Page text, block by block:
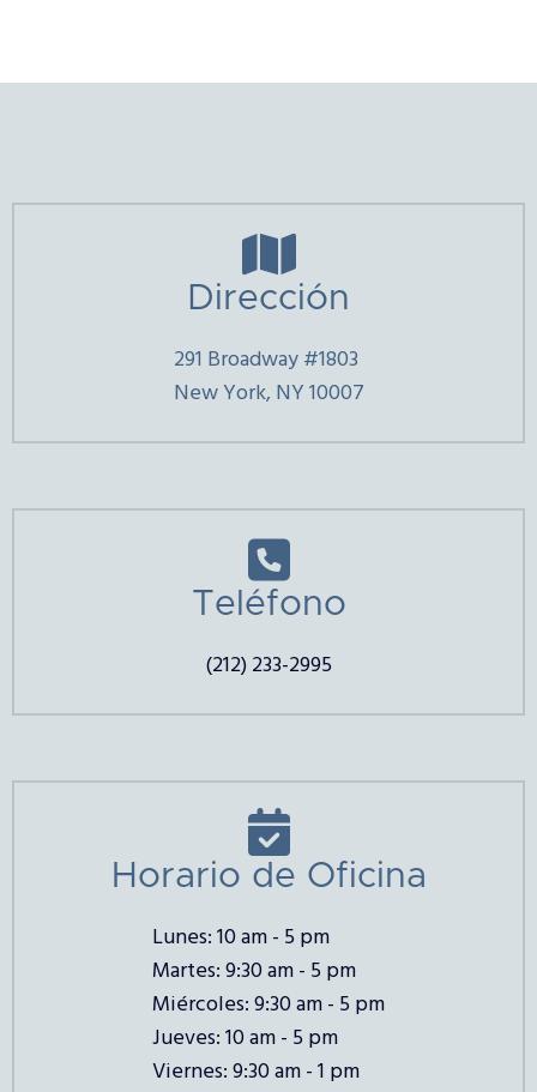

Dirección
291 Broadway #1803
New York, NY 10007

Teléfono
(212) 233-2995

Horario de Oficina
Lunes: 10 am - 5 pm
Martes: 9:30 am - 5 pm
Miércoles: 9:30 am - 5 pm
Jueves: 10 am - 5 pm
Viernes: 9:30 am - 1 pm